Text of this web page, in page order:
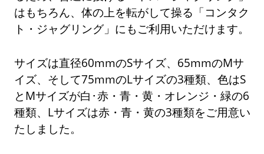
はもちろん、体の上を転がして操る「コンタク
ト・ジャグリング」にもご利用いただけます。
サイズは直径60mmのSサイズ、65mmのMサ
イズ、そして75mmのLサイズの3種類、色はS
とMサイズが白･赤・青・黄・オレンジ・緑の6
種類、Lサイズは赤・青・黄の3種類をご用意い
たしました。